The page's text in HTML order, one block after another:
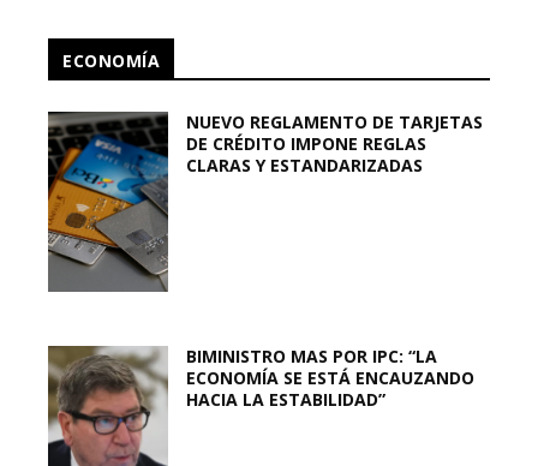
ECONOMÍA
NUEVO REGLAMENTO DE TARJETAS
DE CRÉDITO IMPONE REGLAS
CLARAS Y ESTANDARIZADAS
BIMINISTRO MAS POR IPC: “LA
ECONOMÍA SE ESTÁ ENCAUZANDO
HACIA LA ESTABILIDAD”